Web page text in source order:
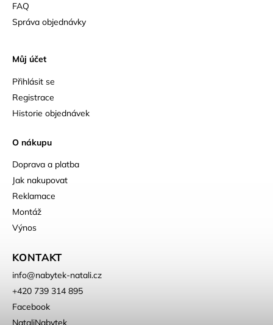
FAQ
Správa objednávky
Můj účet
Přihlásit se
Registrace
Historie objednávek
O nákupu
Doprava a platba
Jak nakupovat
Reklamace
Montáž
Výnos
KONTAKT
info@nabytek-natali.cz
+420 739 314 895
Facebook
NataliNabytek